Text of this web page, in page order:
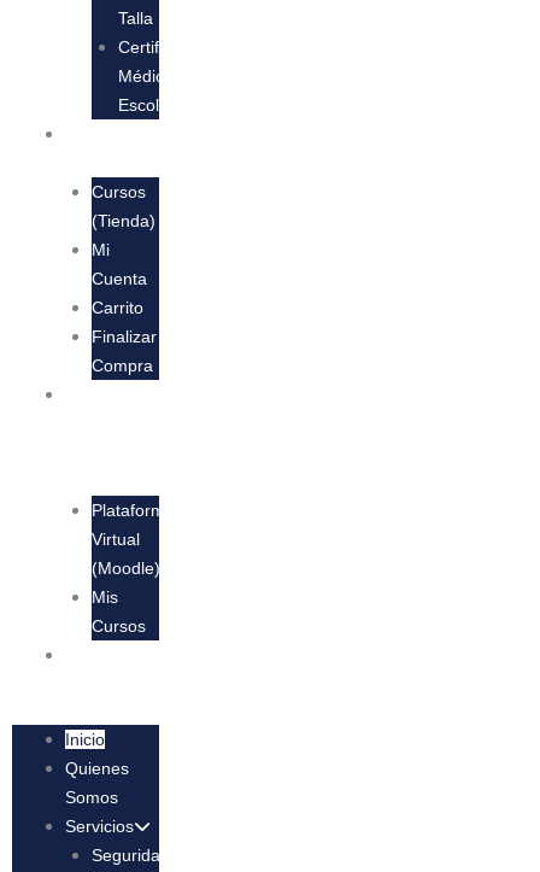
Talla
Certificado
Médico
Escolar
Cursos
(Tienda)
Mi
Cuenta
Carrito
Finalizar
Compra
Plataforma
Virtual
(Moodle)
Mis
Cursos
Inicio
Quienes
Somos
Servicios
Seguridad